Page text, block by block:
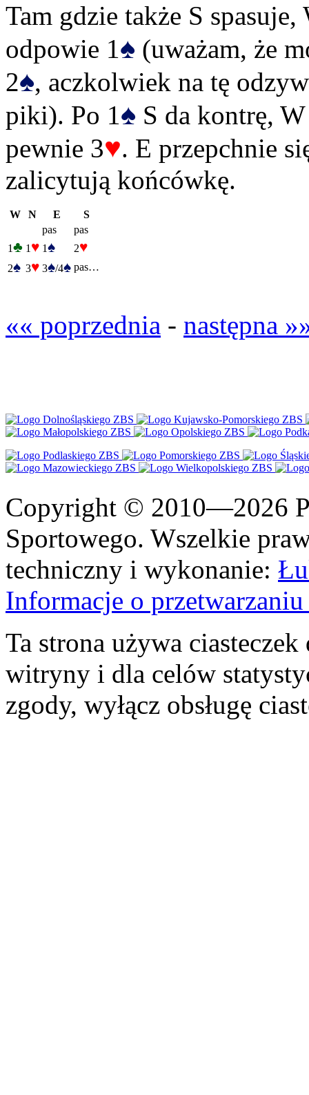
Tam gdzie także S
odpowie 1♠ (uważam, że
2♠, aczkolwiek na tę
piki). Po 1♠ S da kontrę,
pewnie 3♥. E przepchnie
zalicytują końcówkę.
W N E
S
pas
pas
1♣ 1 ♥ 1♠ 2♥
2♠ 3♥ 3♠/4♠ pas…
«« poprzednia - następna
Copyright © 2010—2026
Sportowego. Wszelkie
techniczny i wykonanie:
Informacje o
Ta strona używa
witryny i dla celów
zgody, wyłącz obsługę